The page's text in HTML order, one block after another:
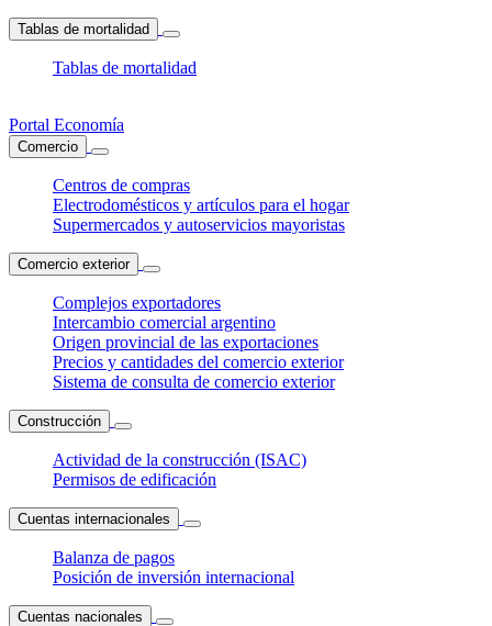
Tablas de mortalidad
Tablas de mortalidad
Portal Economía
Comercio
Centros de compras
Electrodomésticos y artículos para el hogar
Supermercados y autoservicios mayoristas
Comercio exterior
Complejos exportadores
Intercambio comercial argentino
Origen provincial de las exportaciones
Precios y cantidades del comercio exterior
Sistema de consulta de comercio exterior
Construcción
Actividad de la construcción (ISAC)
Permisos de edificación
Cuentas internacionales
Balanza de pagos
Posición de inversión internacional
Cuentas nacionales